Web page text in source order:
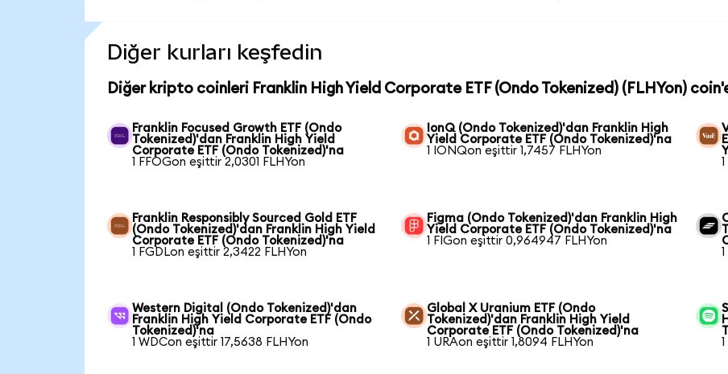
Diğer kurları keşfedin
Diğer kripto coinleri Franklin High Yield Corporate ETF (Ondo Tokenized) (FLHYon)
Franklin Focused Growth ETF (Ondo
Tokenized)'dan Franklin High Yield
Corporate ETF (Ondo Tokenized)'na
1 FFOGon eşittir 2,0301 FLHYon
IonQ (Ondo Tokenized)'dan Franklin High
Yield Corporate ETF (Ondo Tokenized)'na
1 IONQon eşittir 1,7457 FLHYon
Franklin Responsibly Sourced Gold ETF
(Ondo Tokenized)'dan Franklin High Yield
Corporate ETF (Ondo Tokenized)'na
1 FGDLon eşittir 2,3422 FLHYon
Figma (Ondo Tokenized)'dan Franklin High
Yield Corporate ETF (Ondo Tokenized)'na
1 FIGon eşittir 0,964947 FLHYon
Western Digital (Ondo Tokenized)'dan
Franklin High Yield Corporate ETF (Ondo
Tokenized)'na
1 WDCon eşittir 17,5638 FLHYon
Global X Uranium ETF (Ondo
Tokenized)'dan Franklin High Yield
Corporate ETF (Ondo Tokenized)'na
1 URAon eşittir 1,8094 FLHYon